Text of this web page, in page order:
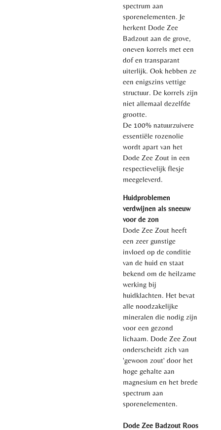
spectrum aan
sporenelementen. Je
herkent Dode Zee
Badzout aan de grove,
oneven korrels met een
dof en transparant
uiterlijk. Ook hebben ze
een enigszins vettige
structuur. De korrels zijn
niet allemaal dezelfde
grootte.
De 100% natuurzuivere
essentiële rozenolie
wordt apart van het
Dode Zee Zout in een
respectievelijk flesje
meegeleverd.
Huidproblemen
verdwijnen als sneeuw
voor de zon
Dode Zee Zout heeft
een zeer gunstige
invloed op de conditie
van de huid en staat
bekend om de heilzame
werking bij
huidklachten. Het bevat
alle noodzakelijke
mineralen die nodig zijn
voor een gezond
lichaam. Dode Zee Zout
onderscheidt zich van
'gewoon zout' door het
hoge gehalte aan
magnesium en het brede
spectrum aan
sporenelementen.
Dode Zee Badzout Roos